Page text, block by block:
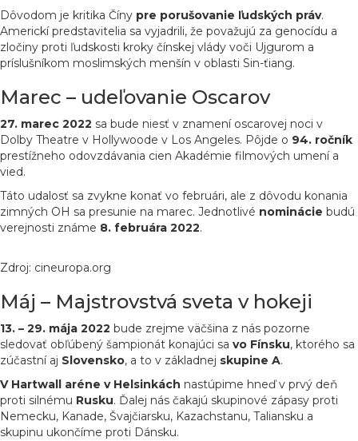
Dôvodom je kritika Číny pre porušovanie ľudských práv.
Americkí predstavitelia sa vyjadrili, že považujú za genocídu a
zločiny proti ľudskosti kroky čínskej vlády voči Ujgurom a
príslušníkom moslimských menšín v oblasti Sin-ťiang.
Marec – udeľovanie Oscarov
27. marec 2022 sa bude niesť v znamení oscarovej noci v
Dolby Theatre v Hollywoode v Los Angeles. Pôjde o 94. ročník
prestížneho odovzdávania cien Akadémie filmových umení a
vied.
Táto udalosť sa zvykne konať vo februári, ale z dôvodu konania
zimných OH sa presunie na marec. Jednotlivé nominácie budú
verejnosti známe 8. februára 2022.
Zdroj: cineuropa.org
Máj – Majstrovstvá sveta v hokeji
13. – 29. mája 2022 bude zrejme väčšina z nás pozorne
sledovať obľúbený šampionát konajúci sa vo Fínsku, ktorého sa
zúčastní aj Slovensko, a to v základnej skupine A.
V Hartwall aréne v Helsinkách nastúpime hneď v prvý deň
proti silnému Rusku. Ďalej nás čakajú skupinové zápasy proti
Nemecku, Kanade, Švajčiarsku, Kazachstanu, Taliansku a
skupinu ukončíme proti Dánsku.